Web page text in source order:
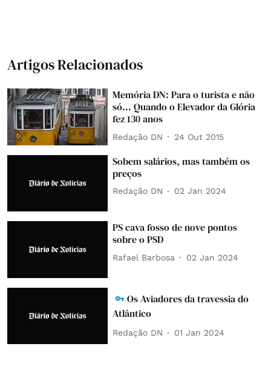
Artigos Relacionados
Memória DN: Para o turista e não
só... Quando o Elevador da Glória
fez 130 anos
Redação DN 24 Out 2015
Sobem salários, mas também os
preços
Redação DN 02 Jan 2024
PS cava fosso de nove pontos
sobre o PSD
Rafael Barbosa 02 Jan 2024
Os Aviadores da travessia do
Atlântico
Redação DN 01 Jan 2024